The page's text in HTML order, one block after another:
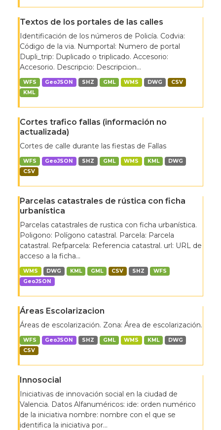
Textos de los portales de las calles
Identificación de los números de Policía. Codvia:
Código de la via. Numportal: Numero de portal
Dupli_trip: Duplicado o triplicado. Accesorio:
Accesorio. Descripcio: Descripcion...
WFS GeoJSON SHZ GML WMS DWG
CSV
KML
Cortes trafico fallas (información no
actualizada)
Cortes de calle durante las fiestas de Fallas
WFS GeoJSON SHZ GML WMS KML
DWG
CSV
Parcelas catastrales de rústica con ficha
urbanística
Parcelas catastrales de rustica con ficha urbanística.
Poligono: Polígono catastral. Parcela: Parcela
catastral. Refparcela: Referencia catastral. url: URL de
acceso a la ficha...
WMS DWG KML GML CSV SHZ
WFS
GeoJSON
Áreas Escolarizacion
Áreas de escolarización. Zona: Área de escolarización.
WFS GeoJSON SHZ GML WMS KML
DWG
CSV
Innosocial
Iniciativas de innovación social en la ciudad de
Valencia. Datos Alfanuméricos: ide: orden numérico
de la iniciativa nombre: nombre con el que se
identifica la iniciativa por...